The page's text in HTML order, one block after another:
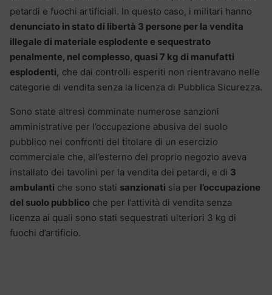
petardi e fuochi artificiali. In questo caso, i militari hanno
denunciato in stato di libertà 3 persone per la vendita
illegale di materiale esplodente e sequestrato
penalmente, nel complesso, quasi 7 kg di manufatti
esplodenti, che dai controlli esperiti non rientravano nelle
categorie di vendita senza la licenza di Pubblica Sicurezza.
Sono state altresì comminate numerose sanzioni
amministrative per l’occupazione abusiva del suolo
pubblico nei confronti del titolare di un esercizio
commerciale che, all’esterno del proprio negozio aveva
installato dei tavolini per la vendita dei petardi, e di 3
ambulanti che sono stati sanzionati sia per l’occupazione
del suolo pubblico che per l’attività di vendita senza
licenza ai quali sono stati sequestrati ulteriori 3 kg di
fuochi d’artificio.